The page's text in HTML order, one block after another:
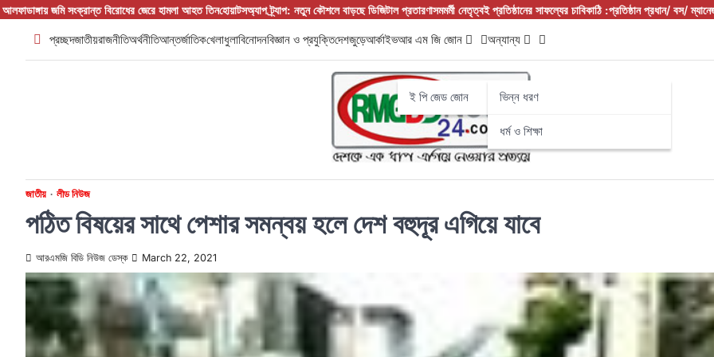
Skip
content
জেরে হামলা আহত তিনহোয়াটসঅ্যাপ ট্র্যাপ: নতুন কৌশলে বাড়ছে ডিজিটাল প্রতারণাসমমর্মী নেতৃত্বই প্রতিষ্ঠানের সাফল্যের চাবিকাঠি :প্রতিষ্ঠান প্রধান/ বস/ ম্যানেজার হিসেবেদুর্নীতি থামাতে কি
প্রচ্ছদজাতীয়রাজনীতিঅর্থনীতিআন্তর্জাতিকখেলাধুলাবিনোদনবিজ্ঞান ও প্রযুক্তিদেশজুড়েআর্কাইভআর এম জি জোন
ই পি জেড জোন
অন্যান্য
ভিন্ন ধরণ
ধর্ম ও শিক্ষা
জাতীয় লীড নিউজ
পঠিত বিষয়ের সাথে পেশার সমন্বয় হলে দেশ বহুদূর এগিয়ে যাবে
আরএমজি বিডি নিউজ ডেস্ক March 22, 2021